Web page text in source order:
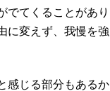
でてくることがあり
に変えず、我慢を強
感じる部分もあるか